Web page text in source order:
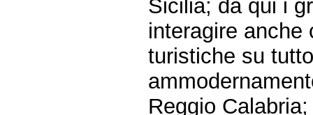
Sicilia; da qui i
interagire anche
turistiche su
Reggio Calabria;